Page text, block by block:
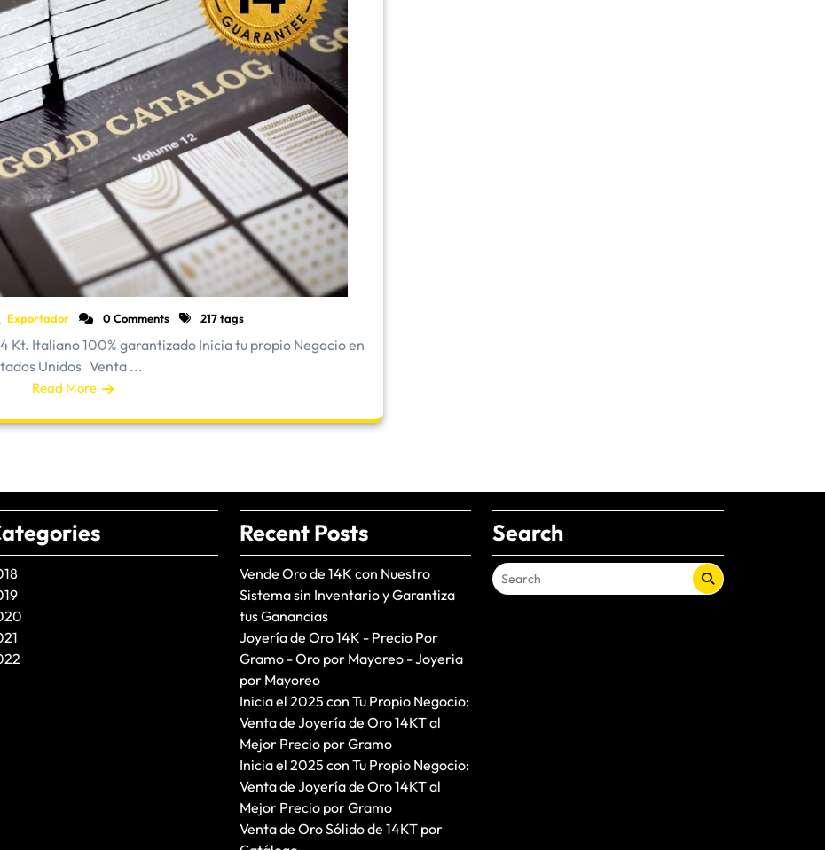
Exportador 0 Comments 217 tags
Kt. Italiano 100% garantizado Inicia tu propio Negocio en
Unidos Venta ...
Read More
Recent Posts
Vende Oro de 14K con Nuestro
Sistema sin Inventario y Garantiza
tus Ganancias
Joyería de Oro 14K - Precio Por
Gramo - Oro por Mayoreo - Joyeria
por Mayoreo
Inicia el 2025 con Tu Propio Negocio:
Venta de Joyería de Oro 14KT al
Mejor Precio por Gramo
Inicia el 2025 con Tu Propio Negocio:
Venta de Joyería de Oro 14KT al
Mejor Precio por Gramo
Venta de Oro Sólido de 14KT por
Search